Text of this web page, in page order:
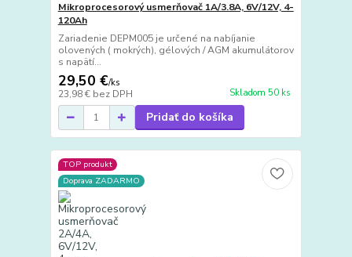
Mikroprocesorový usmerňovač 1A/3.8A, 6V/12V, 4-
120Ah
Zariadenie DEPM005 je určené na nabíjanie
olovených ( mokrých), gélových / AGM akumulátorov
s napätí...
29,50 €/ks
23,98 € bez DPH Skladom 50 ks
Pridať do košíka
TOP produkt
Doprava ZADARMO